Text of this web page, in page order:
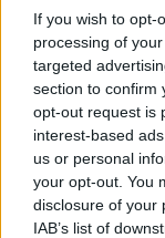
If you wish to opt-
processing of
targeted
section to confirm
opt-out request is
interest-based
us or personal
your opt-out. You
disclosure of your
IAB’s list of
Látszik, hogy
kioktató,
kizárni az EU-ból,
vehető
közleményében
luxemburgi
arról beszélt,